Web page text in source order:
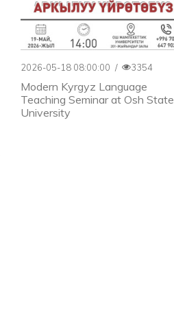
2026-05-18 08:00:00 / 3354
Modern Kyrgyz Language
Teaching Seminar at Osh State
University